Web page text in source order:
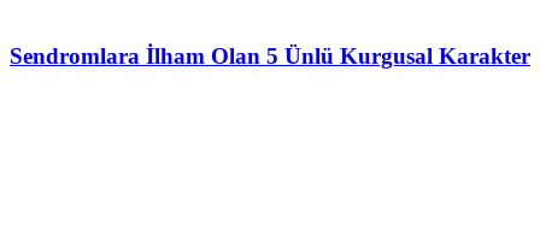
Sendromlara İlham Olan 5 Ünlü Kurgusal Karakter